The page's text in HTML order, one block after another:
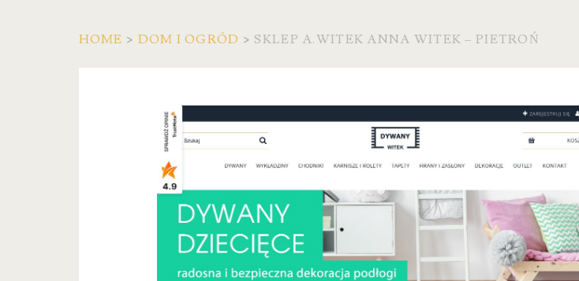
HOME > DOM I OGRÓD >SKLEP A.WITEK ANNA WITEK – PIETROŃ